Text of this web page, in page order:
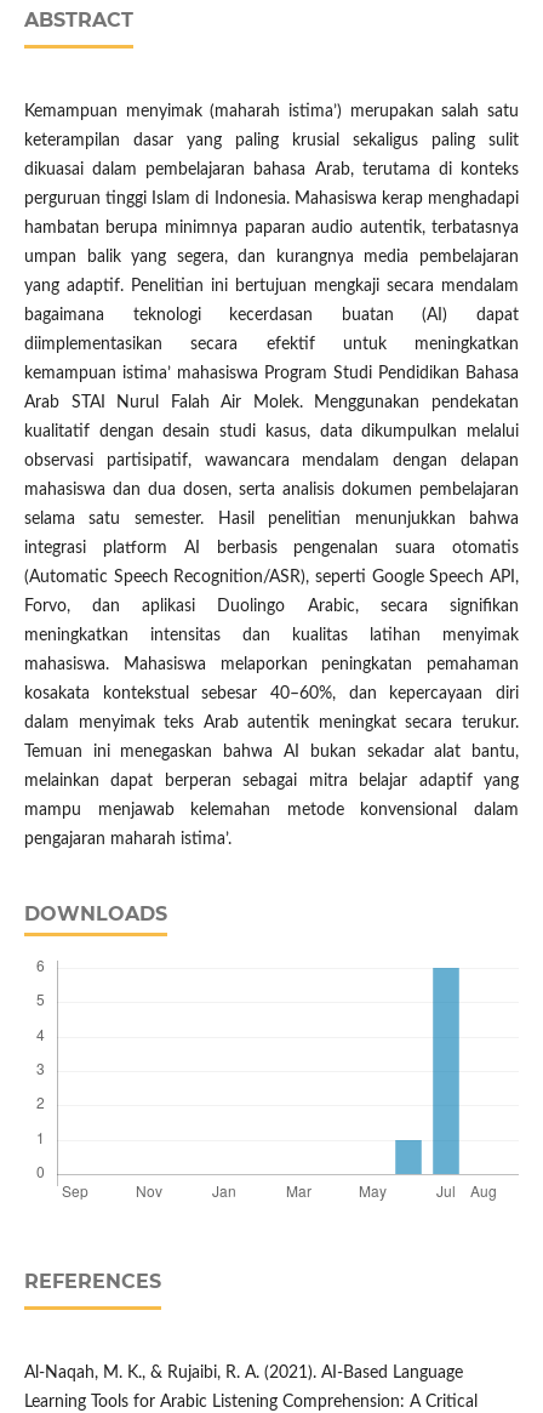
ABSTRACT
Kemampuan menyimak (maharah istima’) merupakan salah satu
keterampilan dasar yang paling krusial sekaligus paling sulit
dikuasai dalam pembelajaran bahasa Arab, terutama di konteks
perguruan tinggi Islam di Indonesia. Mahasiswa kerap menghadapi
hambatan berupa minimnya paparan audio autentik, terbatasnya
umpan balik yang segera, dan kurangnya media pembelajaran
yang adaptif. Penelitian ini bertujuan mengkaji secara mendalam
bagaimana teknologi kecerdasan buatan (AI) dapat
diimplementasikan secara efektif untuk meningkatkan
kemampuan istima’ mahasiswa Program Studi Pendidikan Bahasa
Arab STAI Nurul Falah Air Molek. Menggunakan pendekatan
kualitatif dengan desain studi kasus, data dikumpulkan melalui
observasi partisipatif, wawancara mendalam dengan delapan
mahasiswa dan dua dosen, serta analisis dokumen pembelajaran
selama satu semester. Hasil penelitian menunjukkan bahwa
integrasi platform AI berbasis pengenalan suara otomatis
(Automatic Speech Recognition/ASR), seperti Google Speech API,
Forvo, dan aplikasi Duolingo Arabic, secara signifikan
meningkatkan intensitas dan kualitas latihan menyimak
mahasiswa. Mahasiswa melaporkan peningkatan pemahaman
kosakata kontekstual sebesar 40–60%, dan kepercayaan diri
dalam menyimak teks Arab autentik meningkat secara terukur.
Temuan ini menegaskan bahwa AI bukan sekadar alat bantu,
melainkan dapat berperan sebagai mitra belajar adaptif yang
mampu menjawab kelemahan metode konvensional dalam
pengajaran maharah istima’.
DOWNLOADS
REFERENCES
Al-Naqah, M. K., & Rujaibi, R. A. (2021). AI-Based Language
Learning Tools for Arabic Listening Comprehension: A Critical